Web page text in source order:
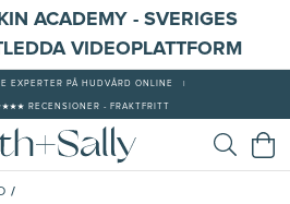
ACADEMY - SVERIGES
VIDEOPLATTFORM
EXPERTER PÅ HUDVÅRD ONLINE
RECENSIONER - FRAKTFRITT
/